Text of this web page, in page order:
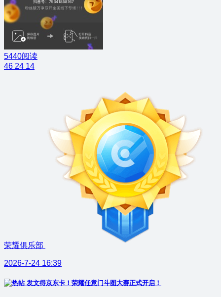
5440阅读
46 24 14
荣耀俱乐部
2026-7-24 16:39
发文得京东卡！荣耀任意门斗图大赛正式开启！